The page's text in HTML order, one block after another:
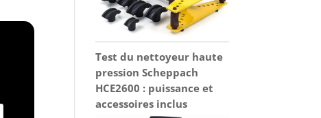
Test du nettoyeur haute
pression Scheppach
HCE2600 : puissance et
accessoires inclus